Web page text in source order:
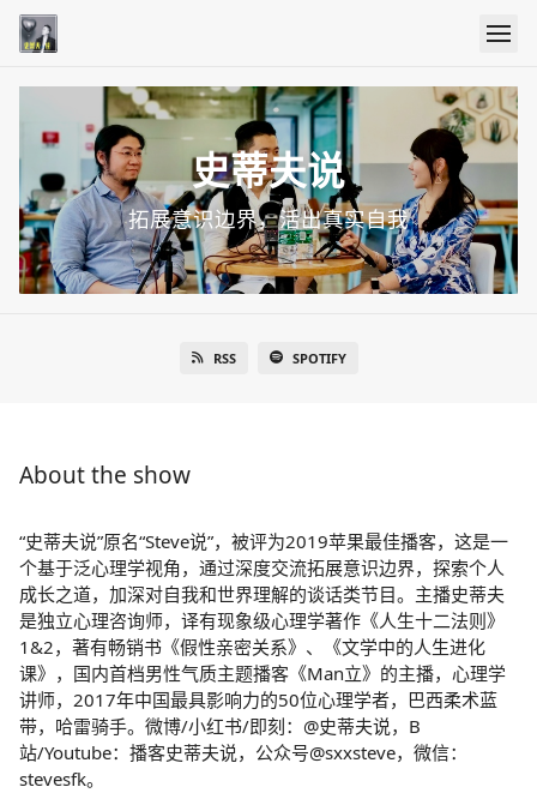
史蒂夫说
拓展意识边界，活出真实自我
RSS SPOTIFY
About the show
“史蒂夫说”原名“Steve说”，被评为2019苹果最佳播客，这是一
个基于泛心理学视角，通过深度交流拓展意识边界，探索个人
成长之道，加深对自我和世界理解的谈话类节目。主播史蒂夫
是独立心理咨询师，译有现象级心理学著作《人生十二法则》
1&2，著有畅销书《假性亲密关系》、《文学中的人生进化
课》，国内首档男性气质主题播客《Man立》的主播，心理学
讲师，2017年中国最具影响力的50位心理学者，巴西柔术蓝
带，哈雷骑手。微博/小红书/即刻：@史蒂夫说，B
站/Youtube：播客史蒂夫说，公众号@sxxsteve，微信：
stevesfk。